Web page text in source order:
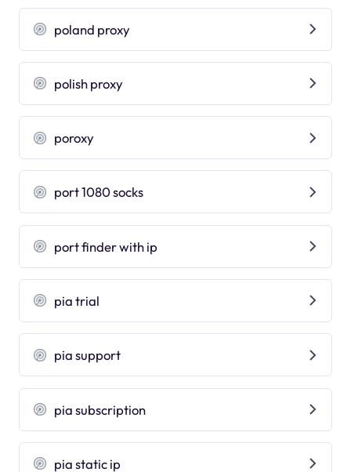
poland proxy
polish proxy
poroxy
port 1080 socks
port finder with ip
pia trial
pia support
pia subscription
pia static ip